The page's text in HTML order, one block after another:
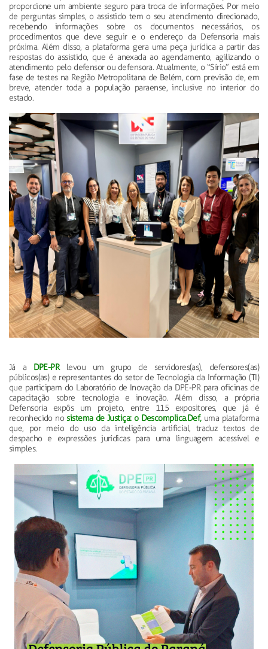
proporcione um ambiente seguro para troca de informações. Por meio
de perguntas simples, o assistido tem o seu atendimento direcionado,
recebendo informações sobre os documentos necessários, os
procedimentos que deve seguir e o endereço da Defensoria mais
próxima. Além disso, a plataforma gera uma peça jurídica a partir das
respostas do assistido, que é anexada ao agendamento, agilizando o
atendimento pelo defensor ou defensora. Atualmente, o “Sírio” está em
fase de testes na Região Metropolitana de Belém, com previsão de, em
breve, atender toda a população paraense, inclusive no interior do
estado.
Já a DPE-PR levou um grupo de servidores(as), defensores(as)
públicos(as) e representantes do setor de Tecnologia da Informação (TI)
que participam do Laboratório de Inovação da DPE-PR para oficinas de
capacitação sobre tecnologia e inovação. Além disso, a própria
Defensoria expôs um projeto, entre 115 expositores, que já é
reconhecido nosistema de Justiça: o Descomplica.Def,uma plataforma
que, por meio do uso da inteligência artificial, traduz textos de
despacho e expressões jurídicas para uma linguagem acessível e
simples.